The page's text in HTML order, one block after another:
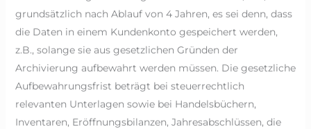
grundsätzlich nach Ablauf von 4 Jahren, es sei denn, dass
die Daten in einem Kundenkonto gespeichert werden,
z.B., solange sie aus gesetzlichen Gründen der
Archivierung aufbewahrt werden müssen. Die gesetzliche
Aufbewahrungsfrist beträgt bei steuerrechtlich
relevanten Unterlagen sowie bei Handelsbüchern,
Inventaren, Eröffnungsbilanzen, Jahresabschlüssen, die